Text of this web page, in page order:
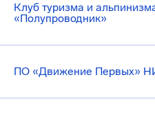
Клуб туризма и
«Полупроводник»
ПО «Движение Первых»